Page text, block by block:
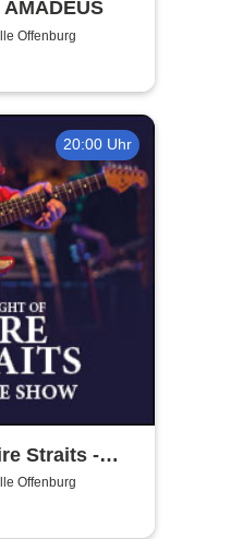
Offenburg
20:00 Uhr
Straits -
Offenburg